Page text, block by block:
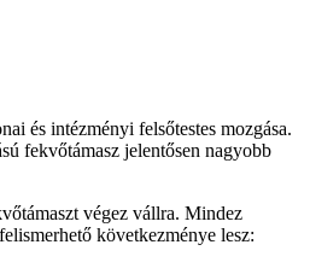
és intézményi felsőtestes mozgása.
fekvőtámasz jelentősen nagyobb
végez vállra. Mindez
következménye lesz: